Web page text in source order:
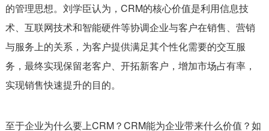
的管理思想。刘学臣认为，CRM的核心价值是利用信息技
术、互联网技术和智能硬件等协调企业与客户在销售、营销
与服务上的关系，为客户提供满足其个性化需要的交互服
务，最终实现保留老客户、开拓新客户，增加市场占有率，
实现销售快速提升的目的。
至于企业为什么要上CRM？CRM能为企业带来什么价值？如